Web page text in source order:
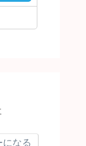
になる